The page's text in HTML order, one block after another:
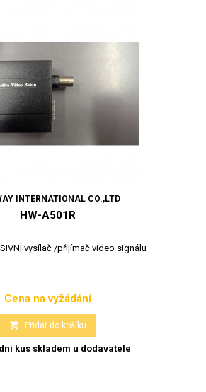
INTERNATIONAL CO.,LTD
HW-A501R
vysílač /přijímač video signálu
Cena
Cena na vyžádání
 Přidat do košíku
kus skladem u dodavatele